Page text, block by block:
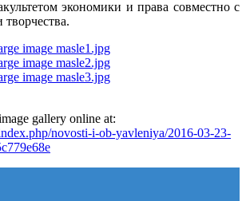
экономики и права совместно с
gallery online at:
novosti-i-ob-yavleniya/2016-03-23-